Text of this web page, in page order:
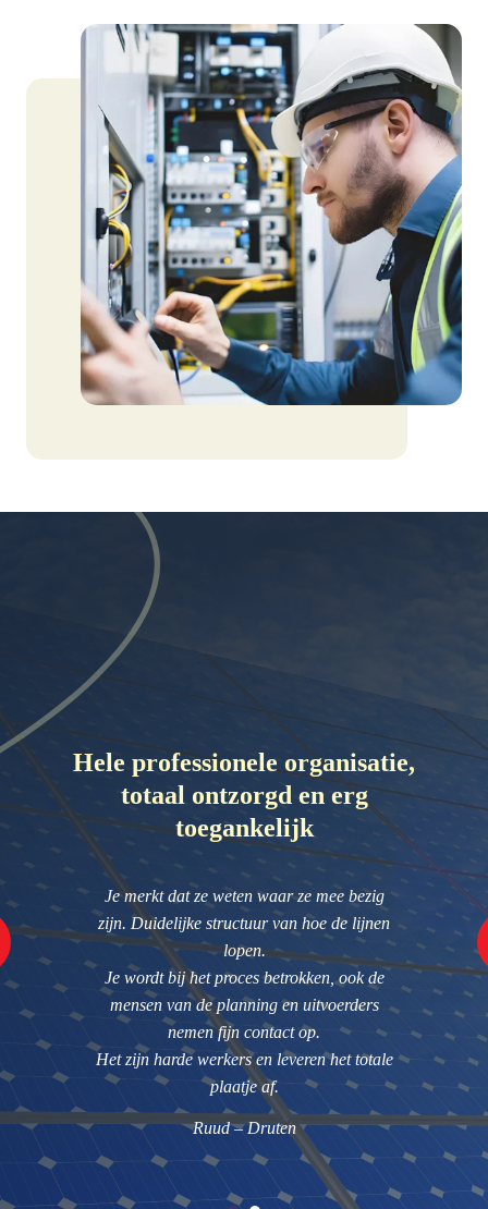
Hele professionele organisatie,
totaal ontzorgd en erg
toegankelijk
Je merkt dat ze weten waar ze mee bezig
zijn. Duidelijke structuur van hoe de lijnen
lopen.
Je wordt bij het proces betrokken, ook de
mensen van de planning en uitvoerders
nemen fijn contact op.
Het zijn harde werkers en leveren het totale
plaatje af.
Ruud – Druten